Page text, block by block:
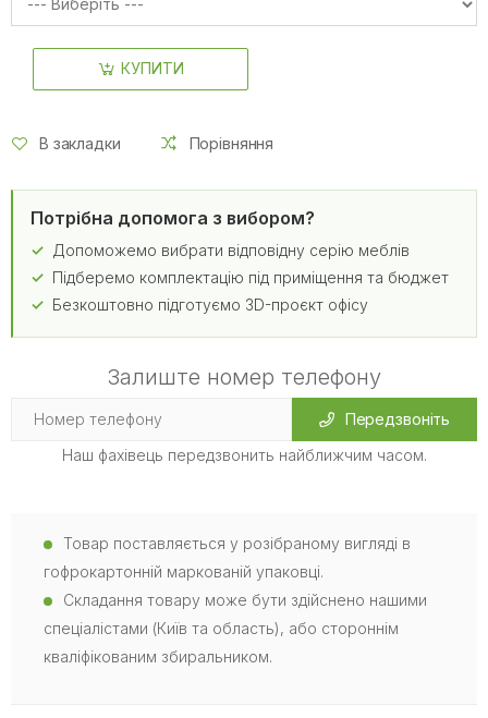
КУПИТИ
В закладки Порівняння
Потрібна допомога з вибором?
Допоможемо вибрати відповідну серію меблів
Підберемо комплектацію під приміщення та бюджет
Безкоштовно підготуємо 3D-проєкт офісу
Залиште номер телефону
Передзвоніть
Наш фахівець передзвонить найближчим часом.
Товар поставляється у розібраному вигляді в
гофрокартонній маркованій упаковці.
Складання товару може бути здійснено нашими
спеціалістами (Київ та область), або стороннім
кваліфікованим збиральником.